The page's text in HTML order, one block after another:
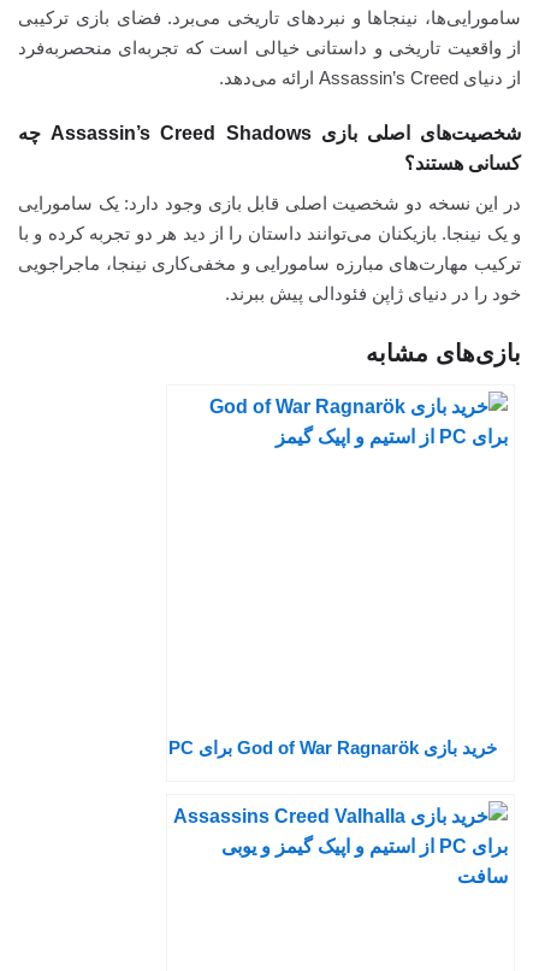
سامورایی‌ها، نینجاها و نبردهای تاریخی می‌برد. فضای بازی ترکیبی
از واقعیت تاریخی و داستانی خیالی است که تجربه‌ای منحصربه‌فرد
از دنیای Assassin’s Creed ارائه می‌دهد.
شخصیت‌های اصلی بازی Assassin’s Creed Shadows چه
کسانی هستند؟
در این نسخه دو شخصیت اصلی قابل بازی وجود دارد: یک سامورایی
و یک نینجا. بازیکنان می‌توانند داستان را از دید هر دو تجربه کرده و با
ترکیب مهارت‌های مبارزه سامورایی و مخفی‌کاری نینجا، ماجراجویی
خود را در دنیای ژاپن فئودالی پیش ببرند.
بازی‌های مشابه
خرید بازی God of War Ragnarök برای PC